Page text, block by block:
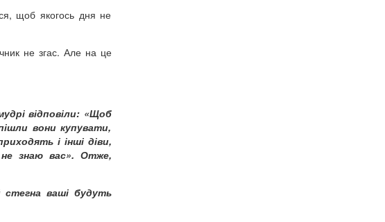
щоб якогось дня не
не згас. Але на це
відповіли: «Щоб
вони купувати,
і інші діви,
не знаю вас». Отже,
стегна ваші будуть